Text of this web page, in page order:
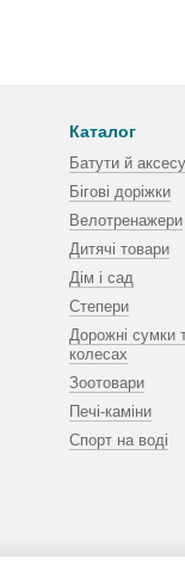
Каталог
Батути й
Бігові доріжки
Велотренажери
Дитячі товари
Дім і сад
Степери
Дорожні сумки
колесах
Зоотовари
Печі-каміни
Спорт на воді